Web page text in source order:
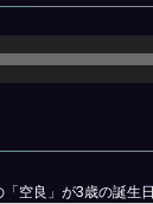
空良」が3歳の誕生日